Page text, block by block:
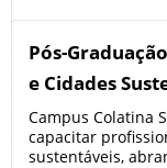
Pós-
e Cidades
Campus Colatina
capacitar
sustentáveis,